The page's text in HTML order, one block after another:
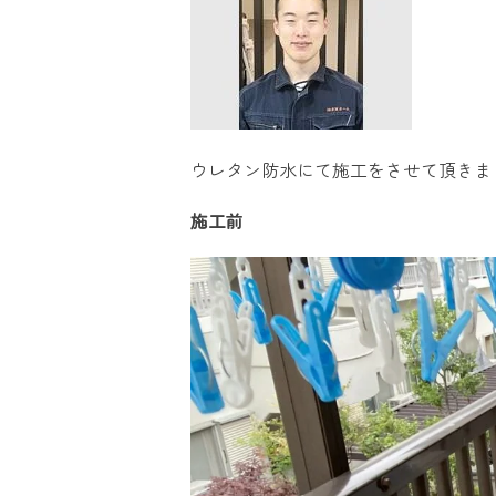
ウレタン防水にて施工をさせて頂き
施工前